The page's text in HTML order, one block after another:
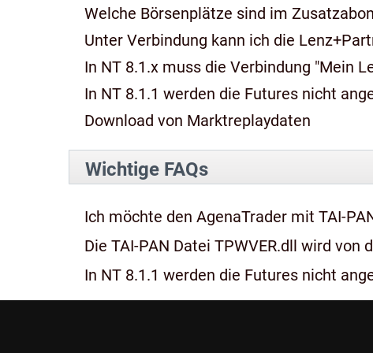
Welche Börsenplätze sind im
Unter Verbindung kann ich die
In NT 8.1.x muss die Verbindung "Mein
In NT 8.1.1 werden die Futures nicht
Download von Marktreplaydaten
Wichtige FAQs
Ich möchte den AgenaTrader mit TAI-
Die TAI-PAN Datei TPWVER.dll wird
In NT 8.1.1 werden die Futures nicht